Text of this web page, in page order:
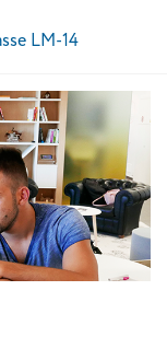
LM-14